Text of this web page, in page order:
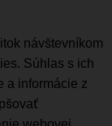
návštevníkom
Súhlas s ich
a informácie z